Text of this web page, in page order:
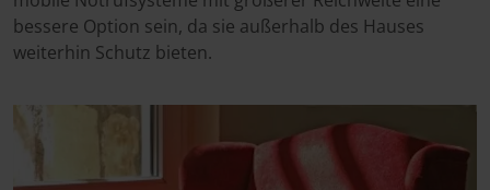
bessere Option sein, da sie außerhalb des Hauses
weiterhin Schutz bieten.